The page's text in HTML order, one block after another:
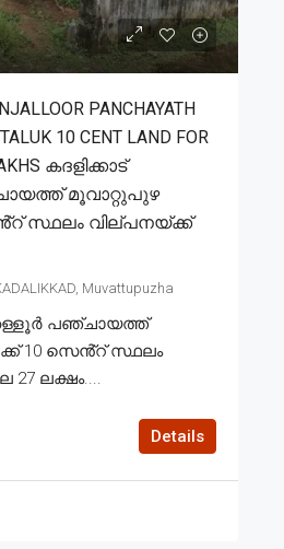
PANCHAYATH
10 CENT LAND FOR
കദളിക്കാട്
മൂവാറ്റുപുഴ
സ്ഥലം വില്പനയ്ക്ക്
Muvattupuzha
പഞ്ചായത്ത്
10 സെൻ്റ് സ്ഥലം
27 ലക്ഷം....
Details